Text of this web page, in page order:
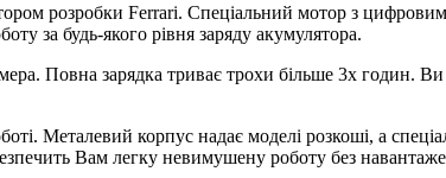
розробки Ferrari. Спеціальний мотор з
за будь-якого рівня заряду акумулятора.
Повна зарядка триває трохи більше 3х годин.
Металевий корпус надає моделі розкоші, а
Вам легку невимушену роботу без